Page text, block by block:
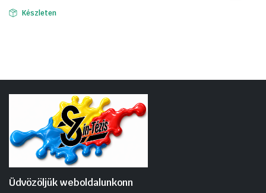
Készleten
Üdvözöljük weboldalunkonn